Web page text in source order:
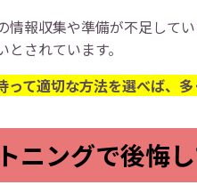
情報収集や準備が不足して
されています。
って適切な方法を選べば、
ニングで後悔